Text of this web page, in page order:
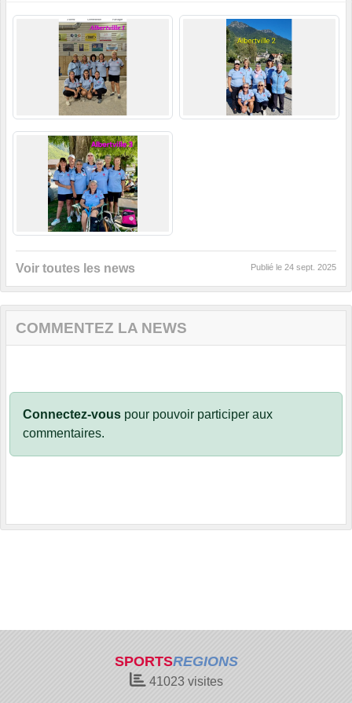
Voir toutes les news Publié le 24 sept. 2025
COMMENTEZ LA NEWS
Connectez-vous pour pouvoir participer aux
commentaires.
SPORTSREGIONS
41023visites